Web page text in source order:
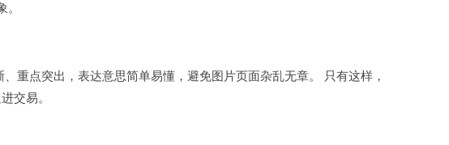
重点突出，表达意思简单易懂，避免图片页面杂乱无章。 只有这样，
交易。